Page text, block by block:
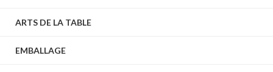
ARTS DE LA TABLE
EMBALLAGE